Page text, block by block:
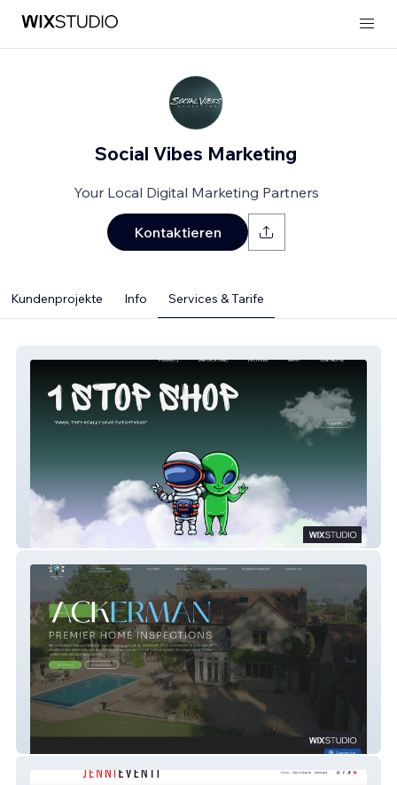
Social Vibes Marketing
Your Local Digital Marketing Partners
Kontaktieren
Kundenprojekte Info Services & Tarife
Ackerman Inspections